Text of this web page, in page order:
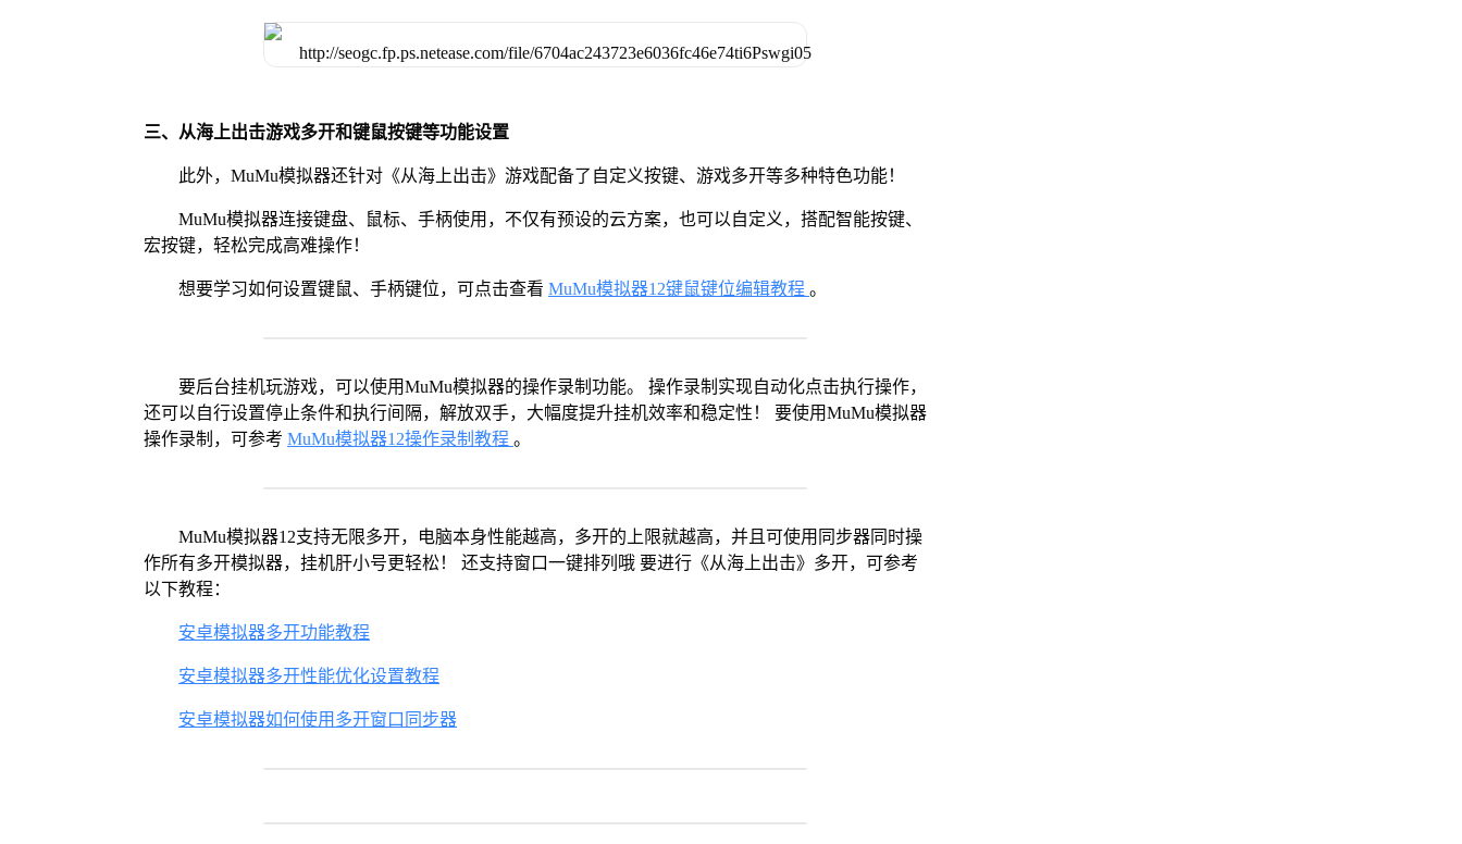
三、从海上出击游戏多开和键鼠按键等功能设置
此外，MuMu模拟器还针对《从海上出击》游戏配备了自定义按键、游戏多开等多种特色功能！
MuMu模拟器连接键盘、鼠标、手柄使用，不仅有预设的云方案，也可以自定义，搭配智能按键、
宏按键，轻松完成高难操作！
想要学习如何设置键鼠、手柄键位，可点击查看 MuMu模拟器12键鼠键位编辑教程 。
要后台挂机玩游戏，可以使用MuMu模拟器的操作录制功能。 操作录制实现自动化点击执行操作，
还可以自行设置停止条件和执行间隔，解放双手，大幅度提升挂机效率和稳定性！ 要使用MuMu模拟器
操作录制，可参考 MuMu模拟器12操作录制教程 。
MuMu模拟器12支持无限多开，电脑本身性能越高，多开的上限就越高，并且可使用同步器同时操
作所有多开模拟器，挂机肝小号更轻松！ 还支持窗口一键排列哦 要进行《从海上出击》多开，可参考
以下教程：
安卓模拟器多开功能教程
安卓模拟器多开性能优化设置教程
安卓模拟器如何使用多开窗口同步器